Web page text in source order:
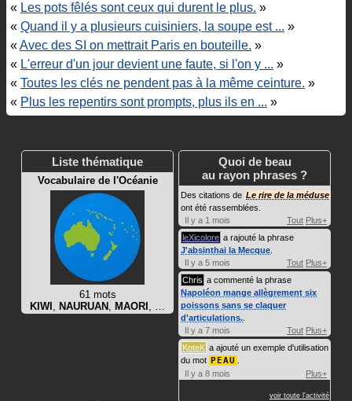
« Les pots fêlés sont ceux qui durent le plus. »
« Quand il y a plusieurs cuisiniers, la soupe est ... »
«Avec des SI on mettrait Paris en bouteille. »
« L'erreur d'un jour devient une faute, si l'on y ... »
« Toutes les clés ne pendent pas à la même ceinture. »
« Plus les repentirs sont prompts, plus ils en ... »
Liste thématique
Vocabulaire de l'Océanie
61 mots
KIWI , NAURUAN , MAORI , …
Quoi de beau
au rayon phrases ?
Des citations de Le rire de la méduse
ont été rassemblées.
Il y a 1 mois
Tout Plus+
leXicolore a rajouté la phrase
J'absinthai la Mecque
Il y a 5 mois
Tout Plus+
Chris a commenté la phrase
Napoléon mange allègrement six
poissons sans se claquer
d'articulations.
Il y a 7 mois
Tout Plus+
KoteK a ajouté un exemple d'utilisation
du mot PEAU
Il y a 8 mois
Plus+
voir toute l'activité